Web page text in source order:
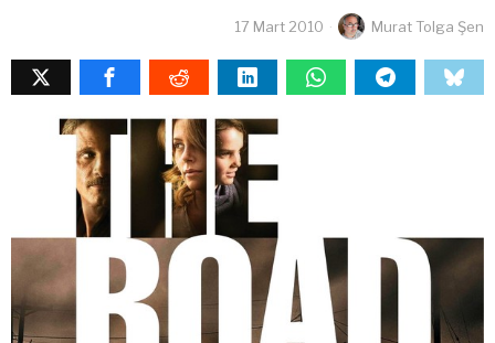
17 Mart 2010 Murat Tolga Şen